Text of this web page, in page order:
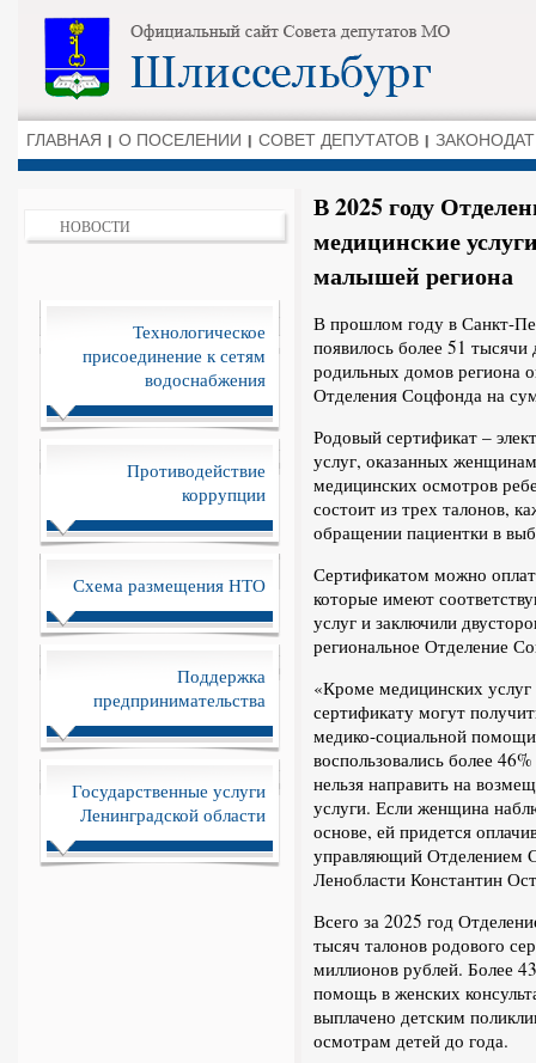
ГЛАВНАЯ О ПОСЕЛЕНИИ СОВЕТ ДЕПУТАТОВ
НОВОСТИ
Технологическое
присоединение к сетям
водоснабжения
Противодействие
коррупции
Схема размещения НТО
Поддержка
предпринимательства
Государственные услуги
Ленинградской области
В 2025 году
медицинские
малышей региона
В прошлом году в Санкт-
появилось более 51
родильных домов региона
Отделения Соцфонда на
Родовый сертификат –
услуг, оказанных
медицинских осмотров
состоит из трех талонов,
обращении пациентки в
Сертификатом можно
которые имеют
услуг и заключили
региональное Отделение
«Кроме медицинских
сертификату могут
медико-социальной
воспользовались более
нельзя направить на
услуги. Если женщина
основе, ей придется
управляющий Отделением
Ленобласти Константин
Всего за 2025 год
тысяч талонов родового
миллионов рублей. Более
помощь в женских
выплачено детским
осмотрам детей до года.